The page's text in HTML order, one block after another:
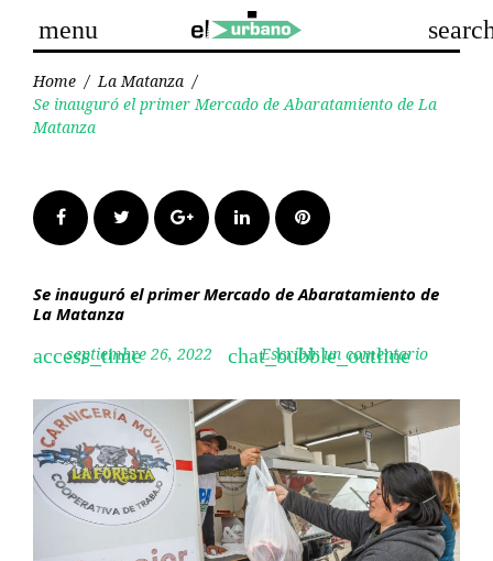
content
menu
Home / La Matanza /
Se inauguró el primer Mercado de Abaratamiento de La
Matanza
FacebookTwitter Google+LinkedInPinterest
Se inauguró el primer Mercado de Abaratamiento de
La Matanza
access_time
septiembre 26, 2022 chat_bubble_outline
Escribir un comentario